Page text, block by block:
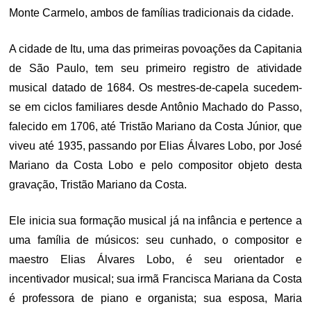
Monte Carmelo, ambos de famílias tradicionais da cidade.
A cidade de Itu, uma das primeiras povoações da Capitania
de São Paulo, tem seu primeiro registro de atividade
musical datado de 1684. Os mestres-de-capela sucedem-
se em ciclos familiares desde Antônio Machado do Passo,
falecido em 1706, até Tristão Mariano da Costa Júnior, que
viveu até 1935, passando por Elias Álvares Lobo, por José
Mariano da Costa Lobo e pelo compositor objeto desta
gravação, Tristão Mariano da Costa.
Ele inicia sua formação musical já na infância e pertence a
uma família de músicos: seu cunhado, o compositor e
maestro Elias Álvares Lobo, é seu orientador e
incentivador musical; sua irmã Francisca Mariana da Costa
é professora de piano e organista; sua esposa, Maria